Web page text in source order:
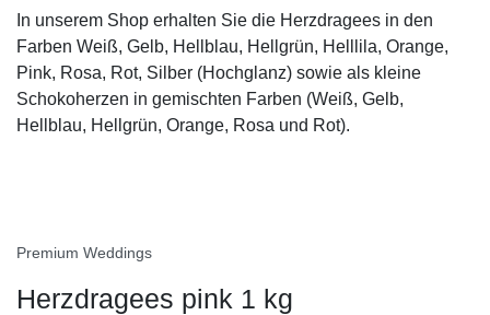
In unserem Shop erhalten Sie die Herzdragees in den
Farben Weiß, Gelb, Hellblau, Hellgrün, Helll ila, Orange,
Pink, Rosa, Rot, Silber (Hochglanz) sowie als kleine
Schokoherzen in gemischten Farben (Weiß, Gelb,
Hellblau, Hellgrün, Orange, Rosa und Rot).
Premium Weddings
Herzdragees pink 1 kg